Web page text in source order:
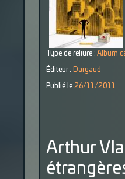
Type de reliure : Album
Éditeur : Dargaud
Publié le 26/11/2011
Arthur